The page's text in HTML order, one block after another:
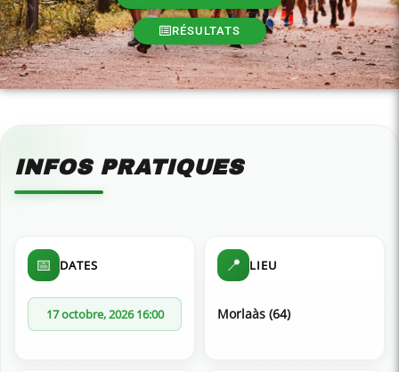
RÉSULTATS
INFOS PRATIQUES
📅 DATES
17 octobre, 2026 16:00
📍 LIEU
Morlaàs (64)